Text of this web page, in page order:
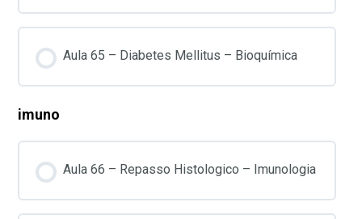
Aula 65 – Diabetes Mellitus – Bioquímica
imuno
Aula 66 – Repasso Histologico – Imunologia